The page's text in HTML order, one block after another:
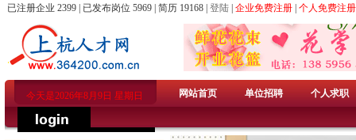
已注册企业 2399 | 已发布岗位 5969 | 简历 19168 | 登陆 企业免费注册 个人免费注册
今天是2026年8月9日 星期日 网站首页 单位招聘 个人求职